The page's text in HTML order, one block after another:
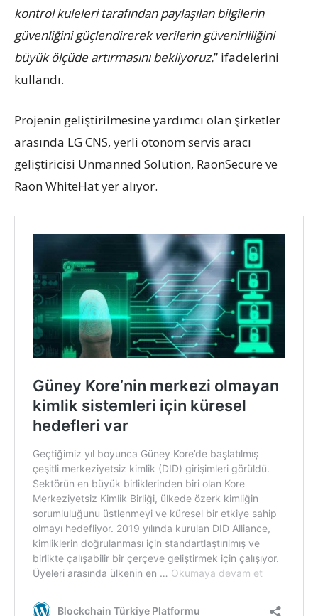
kontrol kuleleri tarafından paylaşılan bilgilerin
güvenliğini güçlendirerek verilerin güvenirliliğini
büyük ölçüde artırmasını bekliyoruz.” ifadelerini
kullandı.
Projenin geliştirilmesine yardımcı olan şirketler
arasında LG CNS, yerli otonom servis aracı
geliştiricisi Unmanned Solution, RaonSecure ve
Raon WhiteHat yer alıyor.